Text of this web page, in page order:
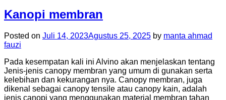
Kanopi membran
Posted on Juli 14, 2023Agustus 25, 2025 by manta ahmad
fauzi
Pada kesempatan kali ini Alvino akan menjelaskan tentang
Jenis-jenis canopy membran yang umum di gunakan serta
kelebihan dan kekurangan nya. Canopy membran, juga
dikenal sebagai canopy tensile atau canopy kain, adalah
jenis canopi yang menggunakan material membran tahan